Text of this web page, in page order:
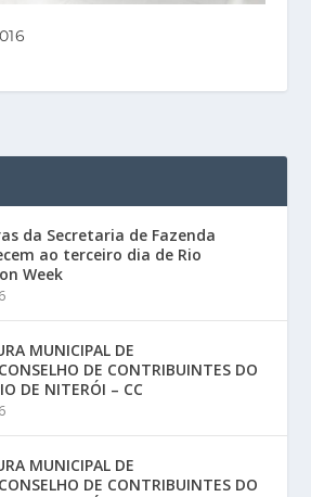
da Secretaria de Fazenda
ao terceiro dia de Rio
Week
MUNICIPAL DE
DE CONTRIBUINTES DO
DE NITERÓI – CC
MUNICIPAL DE
DE CONTRIBUINTES DO